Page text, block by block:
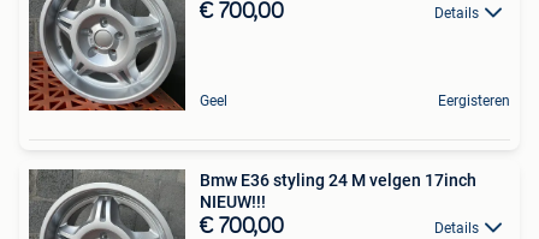
€ 700,00 Details
Geel Eergisteren
Bmw E36 styling 24 M velgen 17inch
NIEUW!!!
€ 700,00 Details